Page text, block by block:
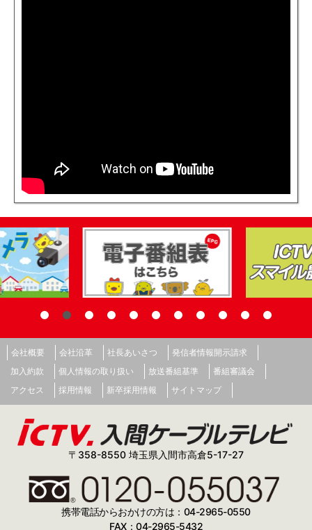
会社概要 会社沿革 社長あいさつ
発信者情報開示請求
加入約款
個人情報の取り扱い 放送番組基準
番組審議会
アクセス
採用情報 新卒採用情報 サイトマップ
〒358-8550 埼玉県入間市高倉5-17-27
携帯電話からおかけの方は：04-2965-0550
FAX：04-2965-5432